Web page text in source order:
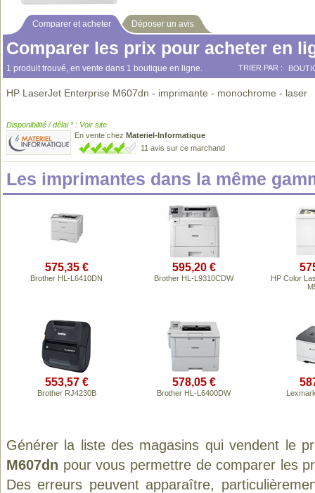
Comparer et acheter Déposer un avis
Comparer les prix pour acheter en
1 produit trouvé, en vente dans 1 boutique en ligne. TRIER PAR :
HP LaserJet Enterprise M607dn - imprimante - monochrome - laser
Disponibilité / délai * : Voir site
En vente chez Materiel-Informatique
11 avis sur ce marchand
Les imprimantes dans la même
575,35 €
Brother HL-L6410DN
595,20 €
Brother HL-L9310CDW
HP Color
553,57 €
Brother RJ4230B
578,05 €
Brother HL-L6400DW
Générer la liste des magasins qui vendent le
M607dn pour vous permettre de comparer les
Des erreurs peuvent apparaître,